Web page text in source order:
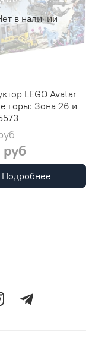
в наличии
LEGO Avatar
горы: Зона 26 и
Подробнее